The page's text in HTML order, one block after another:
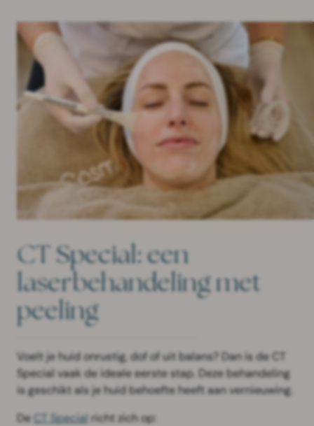
CT Special: een
laserbehandeling met
peeling
Voelt je huid onrustig, dof of uit balans? Dan is de CT
Special vaak de ideale eerste stap. Deze behandeling
is geschikt als je huid behoefte heeft aan vernieuwing.
DeCT Special richt zich op: